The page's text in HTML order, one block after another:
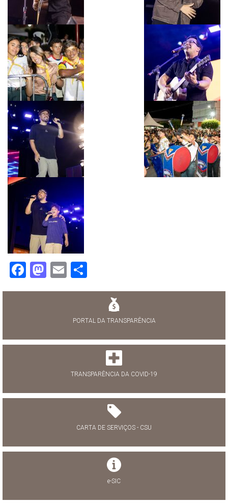
Facebook
Mastodon
Email
PORTAL DA TRANSPARÊNCIA
TRANSPARÊNCIA DA COVID-19
CARTA DE SERVIÇOS - CSU
e-SIC